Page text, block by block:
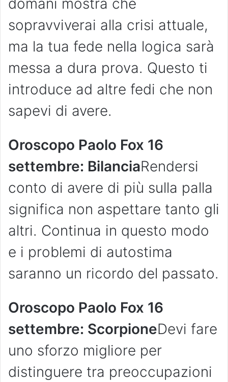
domani mostra che
sopravviverai alla crisi attuale,
ma la tua fede nella logica sarà
messa a dura prova. Questo ti
introduce ad altre fedi che non
sapevi di avere.
Oroscopo Paolo Fox 16
settembre: BilanciaRendersi
conto di avere di più sulla palla
significa non aspettare tanto gli
altri. Continua in questo modo
e i problemi di autostima
saranno un ricordo del passato.
Oroscopo Paolo Fox 16
settembre: ScorpioneDevi fare
uno sforzo migliore per
distinguere tra preoccupazioni